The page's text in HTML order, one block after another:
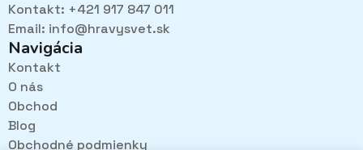
Pri návštevách kamenného obchodu pozorne
načúvame malým aj veľkým, aby sme zistili, čo sa Vám
v obchode páči najviac a mohli sa tak posúvať vpred.
Kontakt: +421 917 847 011
Email: info@hravysvet.sk
Navigácia
Kontakt
O nás
Obchod
Blog
Obchodné podmienky